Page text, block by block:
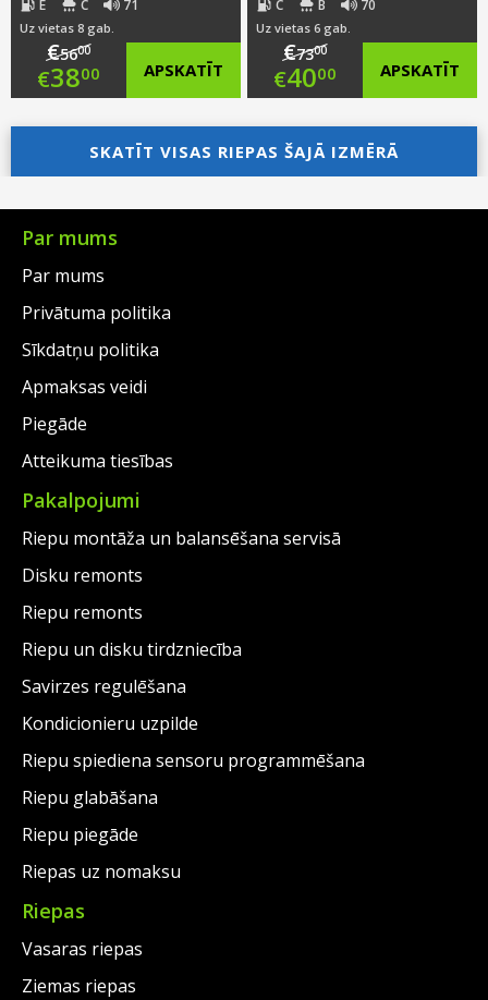
E C 71
Uz vietas 8 gab.
€5600
Original
price
was:
€56.00.
€3800
Current
price
is:
€38.00.
APSKATĪT
C B 70
Uz vietas 6 gab.
€7300
Original
price
was:
€73.00.
€4000
Current
price
is:
APSKATĪT
SKATĪT VISAS RIEPAS ŠAJĀ IZMĒRĀ
Par mums
Par mums
Privātuma politika
Sīkdatņu politika
Apmaksas veidi
Piegāde
Atteikuma tiesības
Pakalpojumi
Riepu montāža un balansēšana servisā
Disku remonts
Riepu remonts
Riepu un disku tirdzniecība
Savirzes regulēšana
Kondicionieru uzpilde
Riepu spiediena sensoru programmēšana
Riepu glabāšana
Riepu piegāde
Riepas uz nomaksu
Riepas
Vasaras riepas
Ziemas riepas